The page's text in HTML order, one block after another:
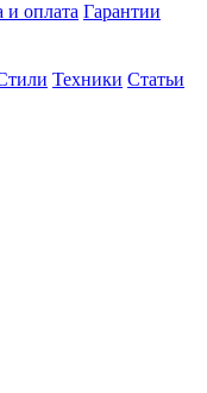
и оплата Гарантии
Техники Статьи